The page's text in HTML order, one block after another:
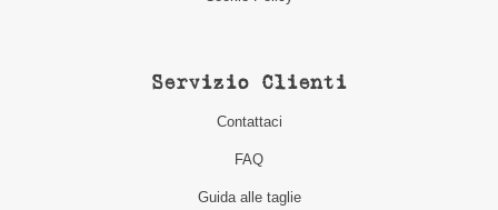
Servizio Clienti
Contattaci
FAQ
Guida alle taglie